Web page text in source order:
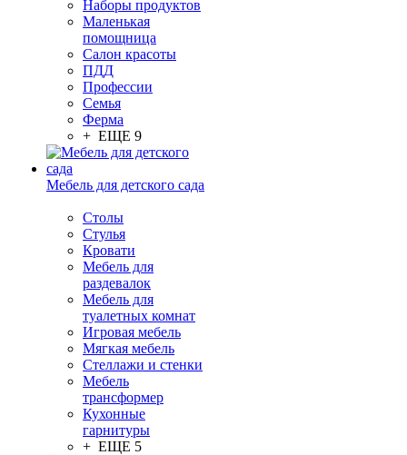
Наборы продуктов
Маленькая
помощница
Салон красоты
ПДД
Профессии
Семья
Ферма
+ ЕЩЕ 9
Мебель для детского сада
Столы
Cтулья
Кровати
Мебель для
раздевалок
Мебель для
туалетных комнат
Игровая мебель
Мягкая мебель
Стеллажи и стенки
Мебель
трансформер
Кухонные
гарнитуры
+ ЕЩЕ 5